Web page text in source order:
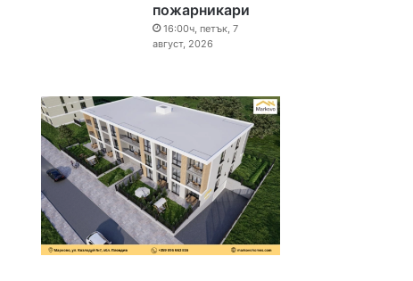
пожарникари
16:00ч, петък, 7
август, 2026